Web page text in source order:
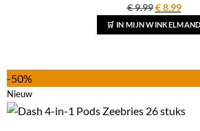
€9.99
prijs
was:
€8.99
prijs
is:
🛒 IN MIJN WINKELMAND
-50%
Nieuw